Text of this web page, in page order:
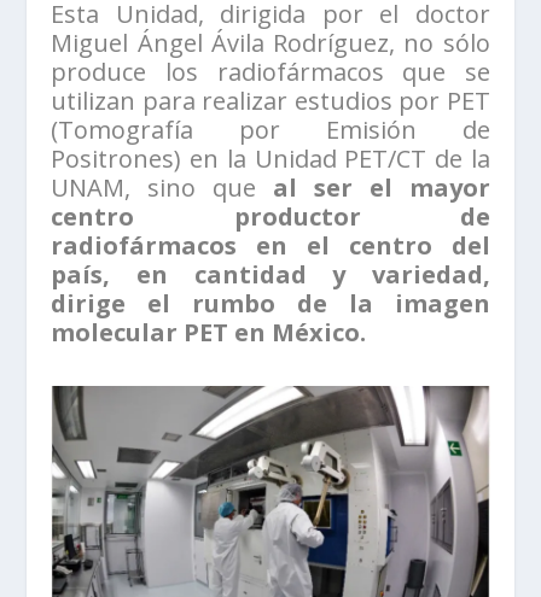
Esta Unidad, dirigida por el doctor
Miguel Ángel Ávila Rodríguez, no sólo
produce los radiofármacos que se
utilizan para realizar estudios por PET
(Tomografía por Emisión de
Positrones) en la Unidad PET/CT de la
UNAM, sino que al ser el mayor
centro productor de
radiofármacos en el centro del
país, en cantidad y variedad,
dirige el rumbo de la imagen
molecular PET en México.